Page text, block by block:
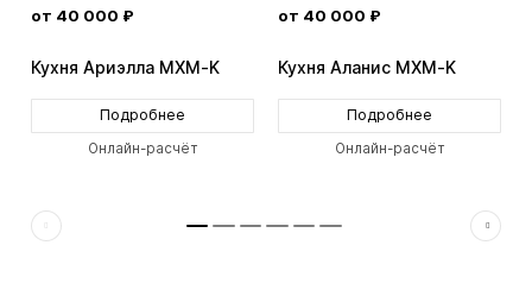
от 40 000 ₽
Кухня Ариэлла MXM-K
Подробнее
Онлайн-расчёт
от 40 000 ₽
Кухня Аланис MXM-K
Подробнее
Онлайн-расчёт